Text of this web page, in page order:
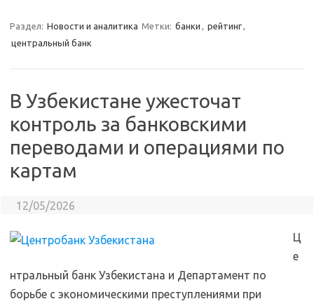
Раздел: Новости и аналитика Метки: банки , рейтинг,
центральный банк
В Узбекистане ужесточат
контроль за банковскими
переводами и операциями по
картам
12/05/2026
Ц
е
нтральный банк Узбекистана и Департамент по
борьбе с экономическими преступлениями при